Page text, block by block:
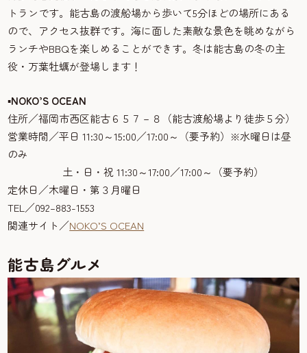
トランです。能古島の渡船場から歩いて5分ほどの場所にある
ので、アクセス抜群です。海に面した素敵な景色を眺めながら
ランチやBBQを楽しめることができす。冬は能古島の冬の主
役・万葉牡蠣が登場します！
▪NOKO’S OCEAN
住所／福岡市西区能古６５７－８（能古渡船場より徒歩５分）
営業時間／平日 11:30～15:00／17:00～（要予約）※水曜日は昼
のみ
土・日・祝 11:30～17:00／17:00～（要予約）
定休日／木曜日・第３月曜日
TEL／092–883-1553
関連サイト／NOKO’S OCEAN
能古島グルメ